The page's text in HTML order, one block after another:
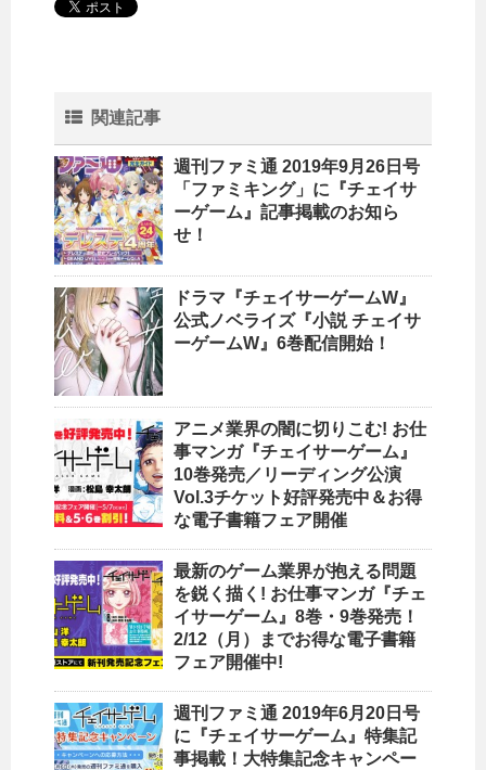
関連記事
週刊ファミ通 2019年9月26日号
「ファミキング」に『チェイサ
ーゲーム』記事掲載のお知ら
せ！
ドラマ『チェイサーゲームW』
公式ノベライズ『小説 チェイサ
ーゲームW』6巻配信開始！
アニメ業界の闇に切りこむ! お仕
事マンガ『チェイサーゲーム』
10巻発売／リーディング公演
Vol.3チケット好評発売中＆お得
な電子書籍フェア開催
最新のゲーム業界が抱える問題
を鋭く描く! お仕事マンガ『チェ
イサーゲーム』8巻・9巻発売！
2/12（月）までお得な電子書籍
フェア開催中!
週刊ファミ通 2019年6月20日号
に『チェイサーゲーム』特集記
事掲載！大特集記念キャンペー